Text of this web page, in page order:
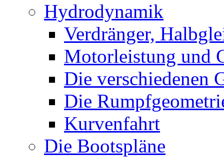
Hydrodynamik
Verdränger,
Motorleistung und
Die verschiedenen
Die
Kurvenfahrt
Die Bootspläne